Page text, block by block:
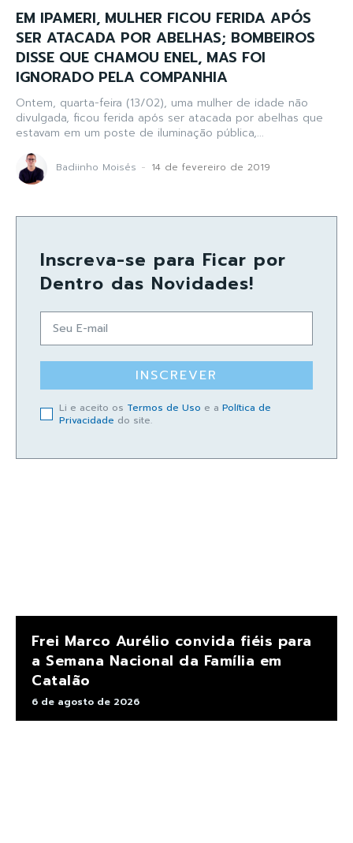
EM IPAMERI, MULHER FICOU FERIDA APÓS
SER ATACADA POR ABELHAS; BOMBEIROS
DISSE QUE CHAMOU ENEL, MAS FOI
IGNORADO PELA COMPANHIA
Ontem, quarta-feira (13/02), uma mulher de idade não
divulgada, ficou ferida após ser atacada por abelhas que
estavam em um poste de iluminação pública,...
Badiinho Moisés - 14 de fevereiro de 2019
Inscreva-se para Ficar por
Dentro das Novidades!
INSCREVER
Li e aceito os Termos de Uso e a Política de
Privacidade do site.
Frei Marco Aurélio convida fiéis para
a Semana Nacional da Família em
Catalão
6 de agosto de 2026